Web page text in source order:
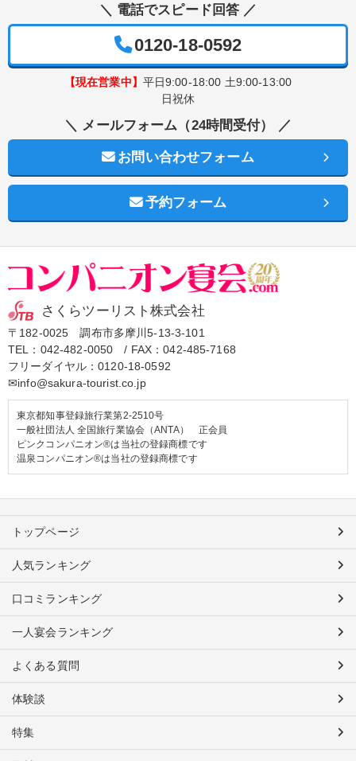
＼ 電話でスピード回答 ／
0120-18-0592
【現在営業中】 平日9:00-18:00 土9:00-13:00
日祝休
＼ メールフォーム（24時間受付） ／
お問い合わせフォーム
予約フォーム
さくらツーリスト株式会社
〒182-0025 調布市多摩川5-13-3-101
TEL： 042-482-0050 / FAX：042-485-7168
フリーダイヤル：0120-18-0592
✉info@sakura-tourist.co.jp
東京都知事登録旅行業第2-2510号
一般社団法人 全国旅行業協会（ANTA） 正会員
ピンクコンパニオン®は当社の登録商標です
温泉コンパニオン®は当社の登録商標です
トップページ
人気ランキング
口コミランキング
一人宴会ランキング
よくある質問
体験談
特集